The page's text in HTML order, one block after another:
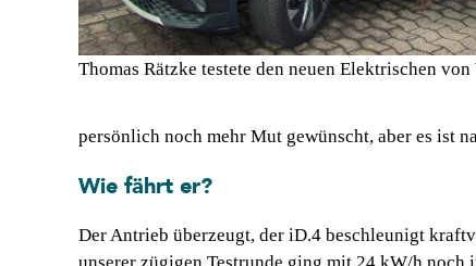
Thomas Rätzke testete den neuen Elektrischen von
persönlich noch mehr Mut gewünscht, aber es ist
Wie fährt er?
Der Antrieb überzeugt, der iD.4 beschleunigt